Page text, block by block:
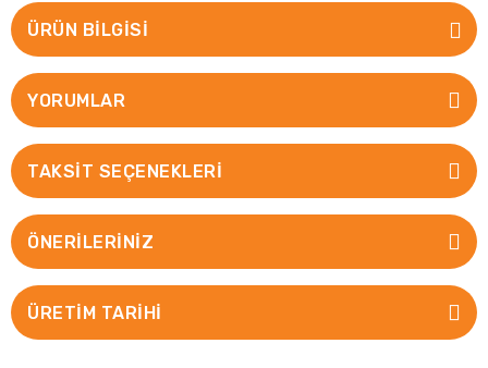
ÜRÜN BILGISI
YORUMLAR
TAKSIT SEÇENEKLERI
ÖNERILERINIZ
ÜRETİM TARİHİ